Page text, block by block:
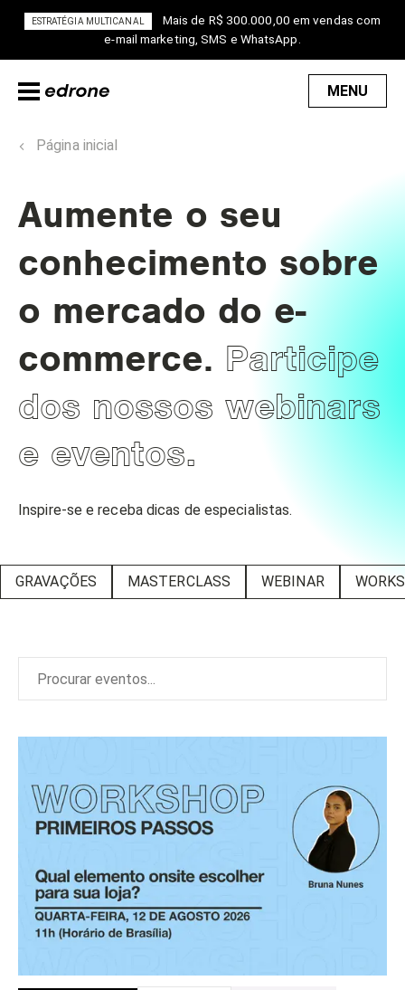
ESTRATÉGIA MULTICANAL
Mais de R$ 300.000,00 em vendas com
e-mail marketing, SMS e WhatsApp.
MENU
Página inicial
Aumente o seu
conhecimento sobre
o mercado do e-
commerce. Participe
dos nossos webinars
e eventos.
Inspire-se e receba dicas de especialistas.
GRAVAÇÕES MASTERCLASS WEBINAR